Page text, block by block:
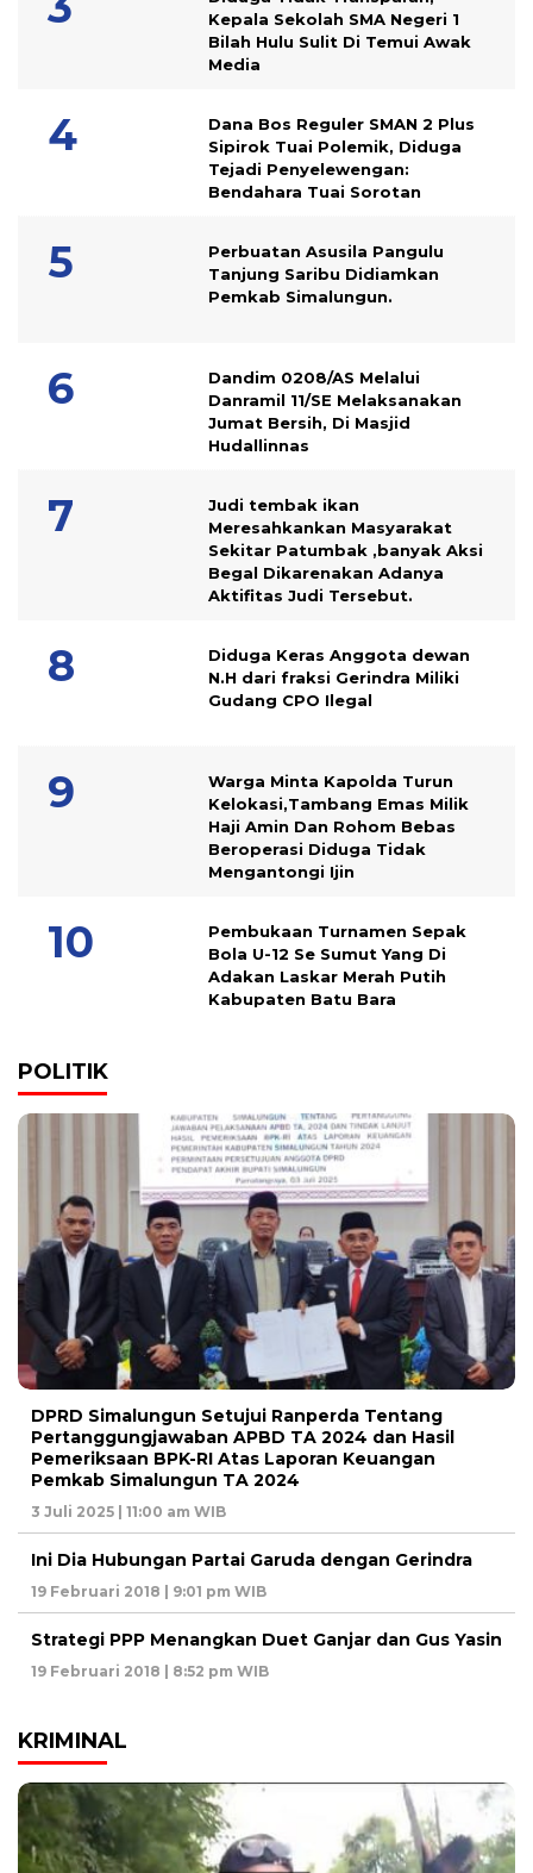
Kepala Sekolah SMA Negeri 1
Bilah Hulu Sulit Di Temui Awak
Media
Dana Bos Reguler SMAN 2 Plus
Sipirok Tuai Polemik, Diduga
Tejadi Penyelewengan:
Bendahara Tuai Sorotan
Perbuatan Asusila Pangulu
Tanjung Saribu Didiamkan
Pemkab Simalungun.
Dandim 0208/AS Melalui
Danramil 11/SE Melaksanakan
Jumat Bersih, Di Masjid
Hudallinnas
Judi tembak ikan
Meresahkankan Masyarakat
Sekitar Patumbak ,banyak Aksi
Begal Dikarenakan Adanya
Aktifitas Judi Tersebut.
Diduga Keras Anggota dewan
N.H dari fraksi Gerindra Miliki
Gudang CPO Ilegal
Warga Minta Kapolda Turun
Kelokasi,Tambang Emas Milik
Haji Amin Dan Rohom Bebas
Beroperasi Diduga Tidak
Mengantongi Ijin
Pembukaan Turnamen Sepak
Bola U-12 Se Sumut Yang Di
Adakan Laskar Merah Putih
Kabupaten Batu Bara
POLITIK
DPRD Simalungun Setujui Ranperda Tentang
Pertanggungjawaban APBD TA 2024 dan Hasil
Pemeriksaan BPK-RI Atas Laporan Keuangan
Pemkab Simalungun TA 2024
3 Juli 2025 | 11:00 am WIB
Ini Dia Hubungan Partai Garuda dengan Gerindra
19 Februari 2018 | 9:01 pm WIB
Strategi PPP Menangkan Duet Ganjar dan Gus Yasin
19 Februari 2018 | 8:52 pm WIB
KRIMINAL